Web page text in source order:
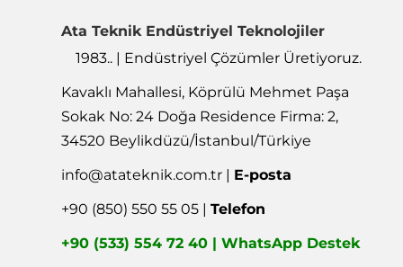
Ata Teknik Endüstriyel Teknolojiler
1983.. | Endüstriyel Çözümler Üretiyoruz.
Kavaklı Mahallesi, Köprülü Mehmet Paşa
Sokak No: 24 Doğa Residence Firma: 2,
34520 Beylikdüzü/İstanbul/Türkiye
info@atateknik.com.tr | E-posta
+90 (850) 550 55 05 |Telefon
+90 (533) 554 72 40 | WhatsApp Destek